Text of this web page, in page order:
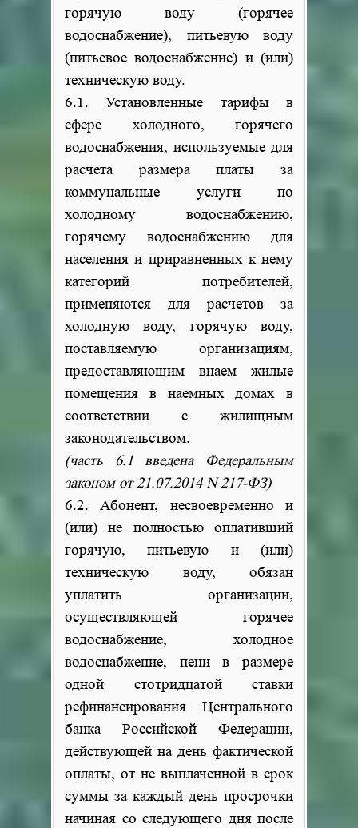
горячую воду (горячее
водоснабжение), питьевую воду
(питьевое водоснабжение) и (или)
техническую воду.
6.1. Установленные тарифы в
сфере холодного, горячего
водоснабжения, используемые для
расчета размера платы за
коммунальные услуги по
холодному водоснабжению,
горячему водоснабжению для
населения и приравненных к нему
категорий потребителей,
применяются для расчетов за
холодную воду, горячую воду,
поставляемую организациям,
предоставляющим внаем жилые
помещения в наемных домах в
соответствии с жилищным
законодательством.
(часть 6.1 введена Федеральным
законом от 21.07.2014 N 217-ФЗ)
6.2. Абонент, несвоевременно и
(или) не полностью оплативший
горячую, питьевую и (или)
техническую воду, обязан
уплатить организации,
осуществляющей горячее
водоснабжение, холодное
водоснабжение, пени в размере
одной стотридцатой ставки
рефинансирования Центрального
банка Российской Федерации,
действующей на день фактической
оплаты, от не выплаченной в срок
суммы за каждый день просрочки
начиная со следующего дня после